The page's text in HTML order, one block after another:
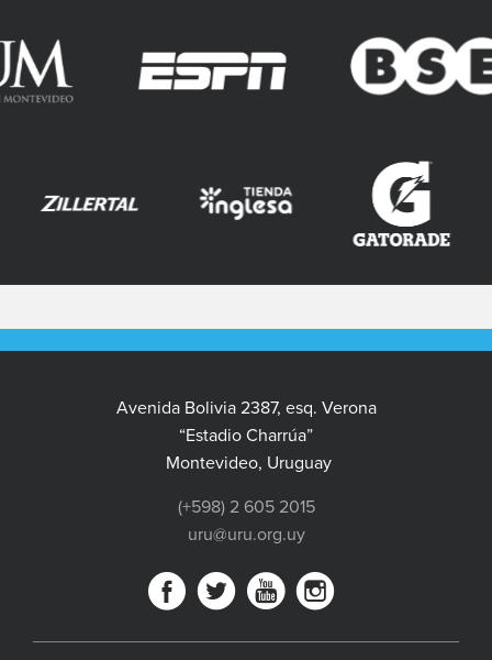
Avenida Bolivia 2387, esq. Verona
“Estadio Charrúa”
Montevideo, Uruguay
(+598) 2 605 2015
uru@uru.org.uy